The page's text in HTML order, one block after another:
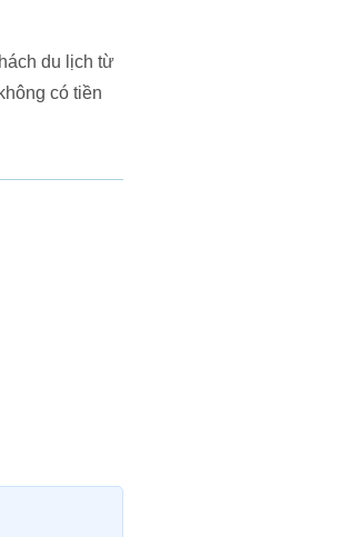
du lịch từ
có tiền